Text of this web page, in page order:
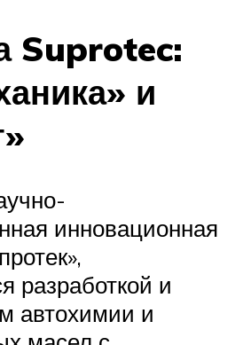
Suprotec:
и
инновационная
разработкой и
автохимии и